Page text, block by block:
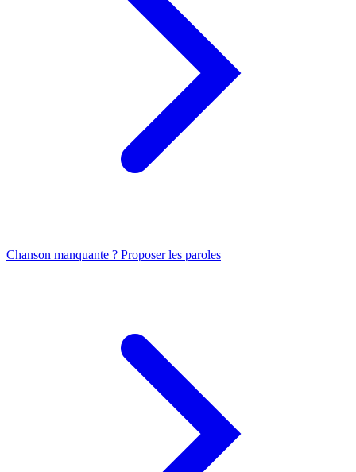
Chanson manquante ? Proposer les paroles